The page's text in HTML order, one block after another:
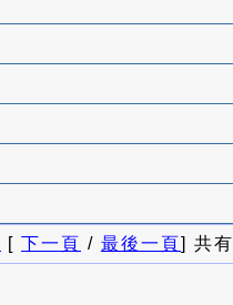
[ 下一頁 / 最後一頁] 共有